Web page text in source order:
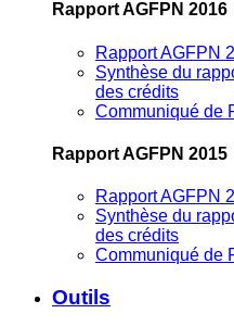
Rapport AGFPN 2016
Rapport AGFPN
Synthèse du
des crédits
Communiqué de
Rapport AGFPN 2015
Rapport AGFPN
Synthèse du
des crédits
Communiqué de
Outils